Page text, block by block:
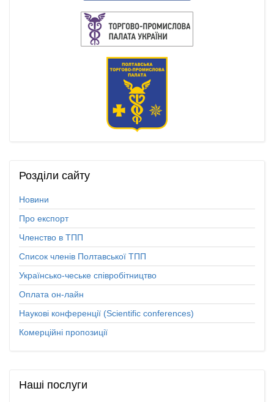
Розділи сайту
Новини
Про експорт
Членство в ТПП
Список членів Полтавської ТПП
Українсько-чеське співробітництво
Оплата он-лайн
Наукові конференції (Scientific conferences)
Комерційні пропозиції
Наші послуги